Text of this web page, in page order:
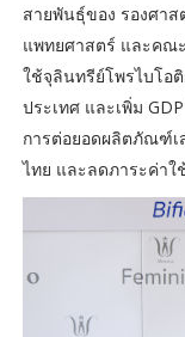
สายพันธุ์ของ รองศา
แพทยศาสตร์ และคณ
ใช้จุลินทรีย์โพรไบโอ
ประเทศ และเพิ่ม
การต่อยอดผลิตภัณฑ์
ไทย และลดภาระค่าใ